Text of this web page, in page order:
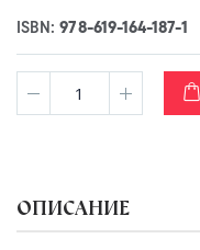
ISBN:978-619-164-187-1
ОПИСАНИЕ